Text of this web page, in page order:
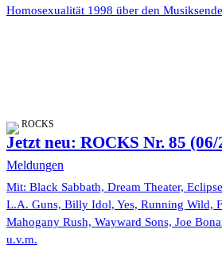
Homosexualität 1998 über den
ROCKS
Jetzt neu: ROCKS Nr. 85
Meldungen
Mit: Black Sabbath, Dream Theater,
L.A. Guns, Billy Idol, Yes, Running Wild,
Mahogany Rush, Wayward Sons, Joe
u.v.m.